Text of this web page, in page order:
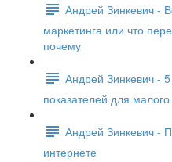
Андрей Зинкевич -
маркетинга или что
почему
Андрей Зинкевич -
показателей для
Андрей Зинкевич -
интернете